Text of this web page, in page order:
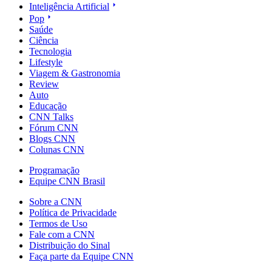
Inteligência Artificial
Pop
Saúde
Ciência
Tecnologia
Lifestyle
Viagem & Gastronomia
Review
Auto
Educação
CNN Talks
Fórum CNN
Blogs CNN
Colunas CNN
Programação
Equipe CNN Brasil
Sobre a CNN
Política de Privacidade
Termos de Uso
Fale com a CNN
Distribuição do Sinal
Faça parte da Equipe CNN